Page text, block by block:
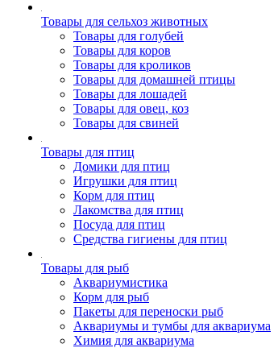
Товары для сельхоз животных
Товары для голубей
Товары для коров
Товары для кроликов
Товары для домашней птицы
Товары для лошадей
Товары для овец, коз
Товары для свиней
Товары для птиц
Домики для птиц
Игрушки для птиц
Корм для птиц
Лакомства для птиц
Посуда для птиц
Средства гигиены для птиц
Товары для рыб
Аквариумистика
Корм для рыб
Пакеты для переноски рыб
Аквариумы и тумбы для аквариума
Химия для аквариума